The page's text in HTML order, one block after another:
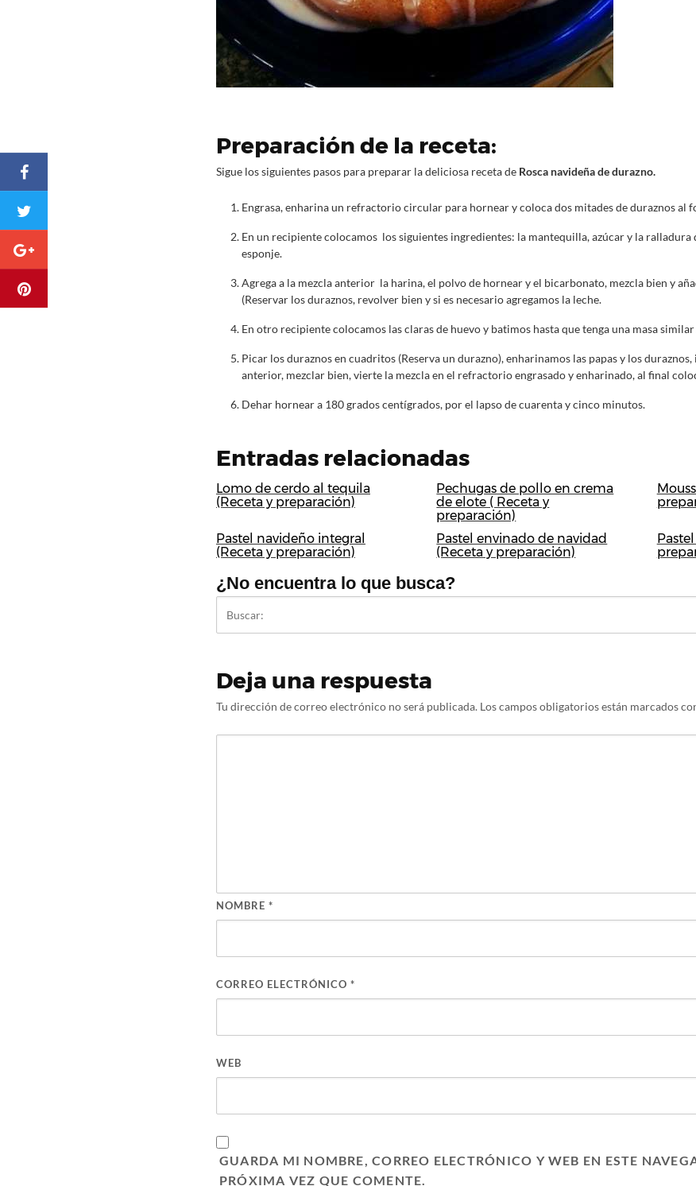
Preparación de la receta:
Sigue los siguientes pasos para preparar la deliciosa receta de Rosca navideña de durazno.
Engrasa, enharina un refractorio circular para hornear y coloca dos mitades de duraznos al
En un recipiente colocamos los siguientes ingredientes: la mantequilla, azúcar y la ralladura
esponje.
Agrega a la mezcla anterior la harina, el polvo de hornear y el bicarbonato, mezcla bien y
(Reservar los duraznos, revolver bien y si es necesario agregamos la leche.
En otro recipiente colocamos las claras de huevo y batimos hasta que tenga una masa
Picar los duraznos en cuadritos (Reserva un durazno), enharinamos las papas y los
anterior, mezclar bien, vierte la mezcla en el refractorio engrasado y enharinado, al final
Dehar hornear a 180 grados centígrados, por el lapso de cuarenta y cinco minutos.
Entradas relacionadas
Lomo de cerdo al tequila
(Receta y preparación)
Pechugas de pollo en crema
de elote ( Receta y
preparación)
Pastel navideño integral
(Receta y preparación)
Pastel envinado de navidad
(Receta y preparación)
¿No encuentra lo que busca?
Deja una respuesta
Tu dirección de correo electrónico no será publicada. Los campos obligatorios están marcados
NOMBRE *
CORREO ELECTRÓNICO *
WEB
GUARDA MI NOMBRE, CORREO ELECTRÓNICO Y WEB EN ESTE
PRÓXIMA VEZ QUE COMENTE.